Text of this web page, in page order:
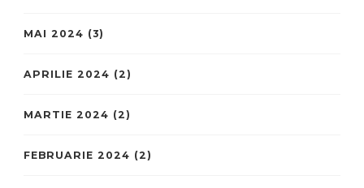
MAI 2024 (3)
APRILIE 2024 (2)
MARTIE 2024 (2)
FEBRUARIE 2024 (2)